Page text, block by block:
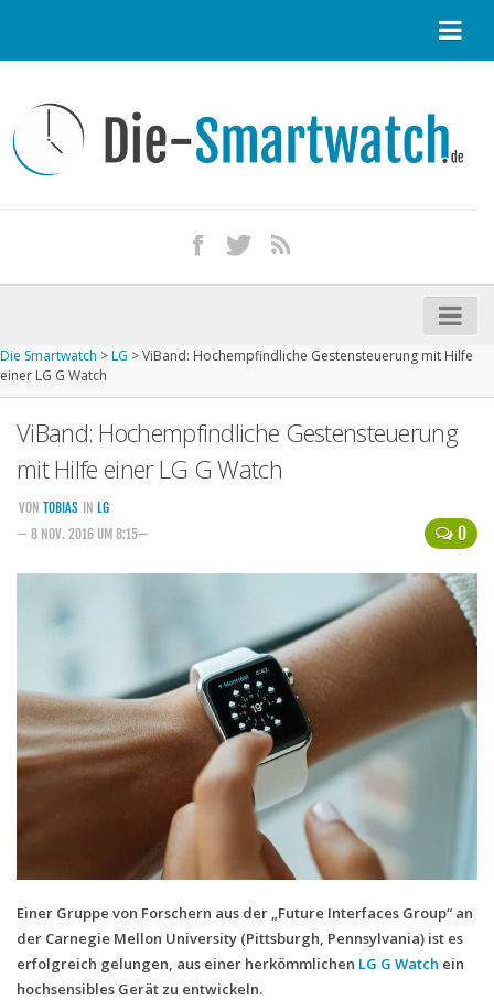
Kontakt / Tipp geben
Impressum
iPhone kaufen
Startseite
Kommende Smartwatches
Handytarife
BASE
Smartphonetarife
Prepaid-Tarife
Datentarife
Flatrate-Prepaidtarife
Mobilfunk-Vergleichsrechner
Mobilfunk-Tarifrechner
Flatrate-Datentarife
Die Smartwatch >LG >ViBand: Hochempfindliche Gestensteuerung mit Hilfe
einer LG G Watch
ViBand: Hochempfindliche Gestensteuerung
mit Hilfe einer LG G Watch
0
VON TOBIAS IN LG
— 8 NOV. 2016 UM 8:15—
Einer Gruppe von Forschern aus der „Future Interfaces Group“ an
der Carnegie Mellon University (Pittsburgh, Pennsylvania) ist es
erfolgreich gelungen, aus einer herkömmlichen LG G Watch ein
hochsensibles Gerät zu entwickeln.